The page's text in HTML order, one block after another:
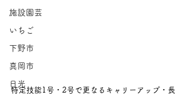
施設園芸
いちご
下野市
真岡市
日光
特定技能1号・2号で更なるキャリーアップ・長